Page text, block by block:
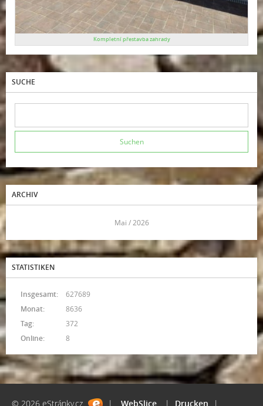
Kompletní přestavba zahrady
SUCHE
ARCHIV
Mai / 2026
STATISTIKEN
Online: 8
Insgesamt:
627689
Monat:
8636
Tag:
372
© 2026 eStránky.cz | WebSlice | Drucken |